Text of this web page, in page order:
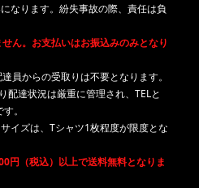
なります。紛失事故の際、責任は負
ん。お支払いはお振込みのみとなり
員からの受取りは不要となります。
配達状況は厳重に管理され、TELと
。
イズは、Tシャツ1枚程度が限度とな
円（税込）以上で送料無料となりま